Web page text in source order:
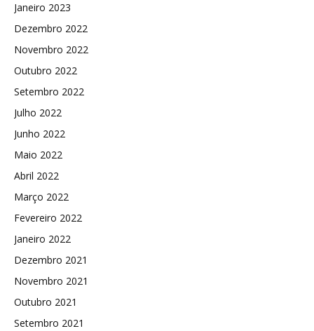
Janeiro 2023
Dezembro 2022
Novembro 2022
Outubro 2022
Setembro 2022
Julho 2022
Junho 2022
Maio 2022
Abril 2022
Março 2022
Fevereiro 2022
Janeiro 2022
Dezembro 2021
Novembro 2021
Outubro 2021
Setembro 2021